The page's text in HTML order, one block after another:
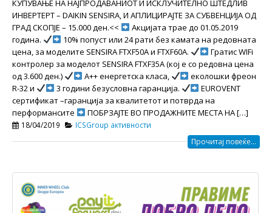
КУПУВАЊЕ НА НАЈПРОДАВАНИОТ И ИСКЛУЧИТЕЛНО ШТЕДЛИВ
ИНВЕРТЕРТ – DAIKIN SENSIRA, И АПЛИЦИРАЈТЕ ЗА СУБВЕНЦИЈА ОД
ГРАД СКОПЈЕ – 15.000 ден.<<
Акцијата трае до 01.05.2019
година.
10% попуст или 24 рати без камата на редовната
цена, за моделите SENSIRA FTXF50A и FTXF60A.
Гратис WIFi
контролер за моделот SENSIRA FTXF35A (кој е со редовна цена
oд 3.600 ден.)
A++ енергетска класа,
еколошки фреон
R-32 и
3 години безусловна гаранција.
ЕUROVENT
сертификат –гаранција за квалитетот и потврда на
перформансите
ПОБРЗАЈТЕ ВО ПРОДАЖНИТЕ МЕСТА НА […]
18/04/2019 ICSGroup активности
Прочитај повеќе...